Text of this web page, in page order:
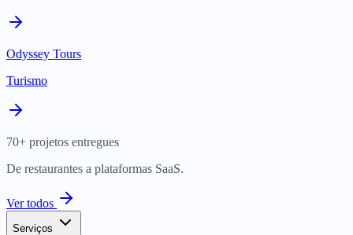
Odyssey Tours
Turismo
70+ projetos entregues
De restaurantes a plataformas SaaS.
Ver todos
Serviços